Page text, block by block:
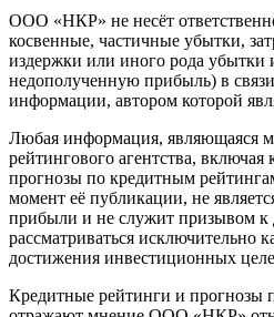
ООО «НКР» не несёт
косвенные, частичные убытки,
издержки или иного рода убытки
недополученную прибыль) в
информации, автором которой
Любая информация, являющаяся
рейтингового агентства,
прогнозы по кредитным
момент её публикации, не
прибыли и не служит призывом к
рассматриваться исключительно
достижения инвестиционных
Кредитные рейтинги и прогнозы